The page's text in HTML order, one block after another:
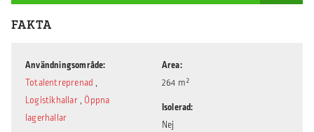
FAKTA
Användningsområde
Totalentreprenad ,
Logistikhallar , Öppna
lagerhallar
Area
264 m²
Isolerad
Nej